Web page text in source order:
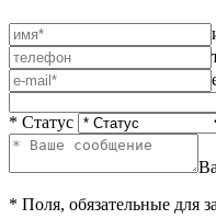
* Статус
* Поля, обязательные для